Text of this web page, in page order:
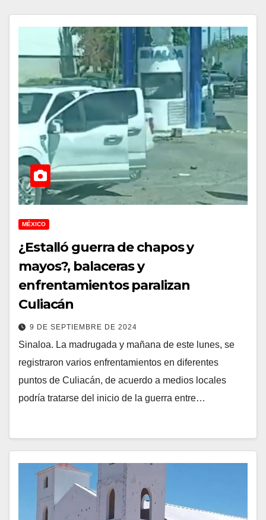
MÉXICO
¿Estalló guerra de chapos y
mayos?, balaceras y
enfrentamientos paralizan
Culiacán
9 DE SEPTIEMBRE DE 2024
Sinaloa. La madrugada y mañana de este lunes, se
registraron varios enfrentamientos en diferentes
puntos de Culiacán, de acuerdo a medios locales
podría tratarse del inicio de la guerra entre…